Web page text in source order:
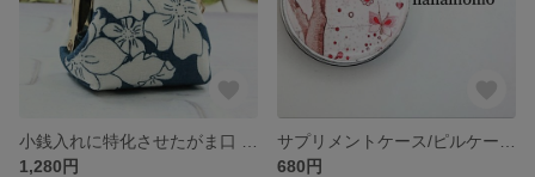
1,280円
680円